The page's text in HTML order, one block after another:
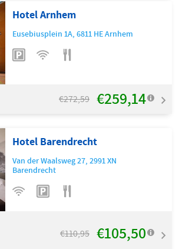
Hotel Barendrecht
Van der Waalsweg 27,2991 XN
Barendrecht
€110,95 €105,50
Hotel Arnhem
Eusebiusplein 1A,6811 HEArnhem
€272,59 €259,14